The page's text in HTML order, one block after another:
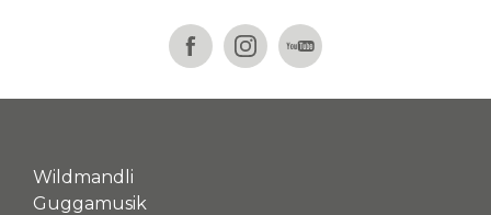
Wildmandli
Guggamusik